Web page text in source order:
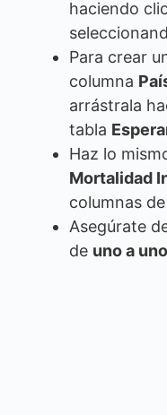
haciendo
Para crear
columna
arrástrala
tabla
Haz lo
Mortalidad
columnas de
Asegúrate
de uno a uno